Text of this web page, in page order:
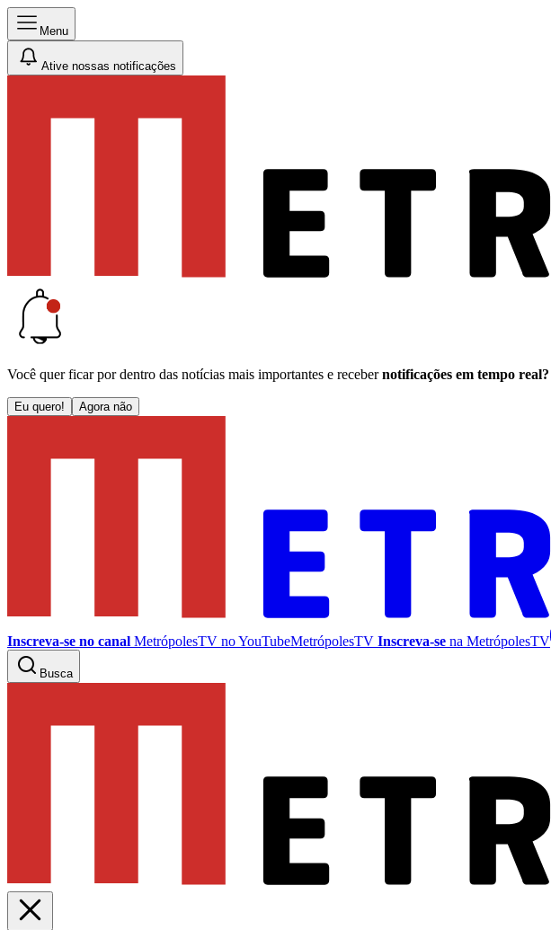
Menu
Ative nossas notificações
Você quer ficar por dentro das notícias mais importantes e receber notificações em tempo real?
Eu quero! Agora não
Inscreva-se no canal MetrópolesTV noYouTubeMetrópolesTV Inscreva-se na MetrópolesTV
Busca